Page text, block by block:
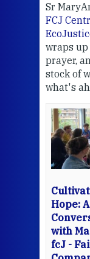
Sr
FCJ
wraps
prayer,
stock of
what's
Hope: A
with
fcJ -